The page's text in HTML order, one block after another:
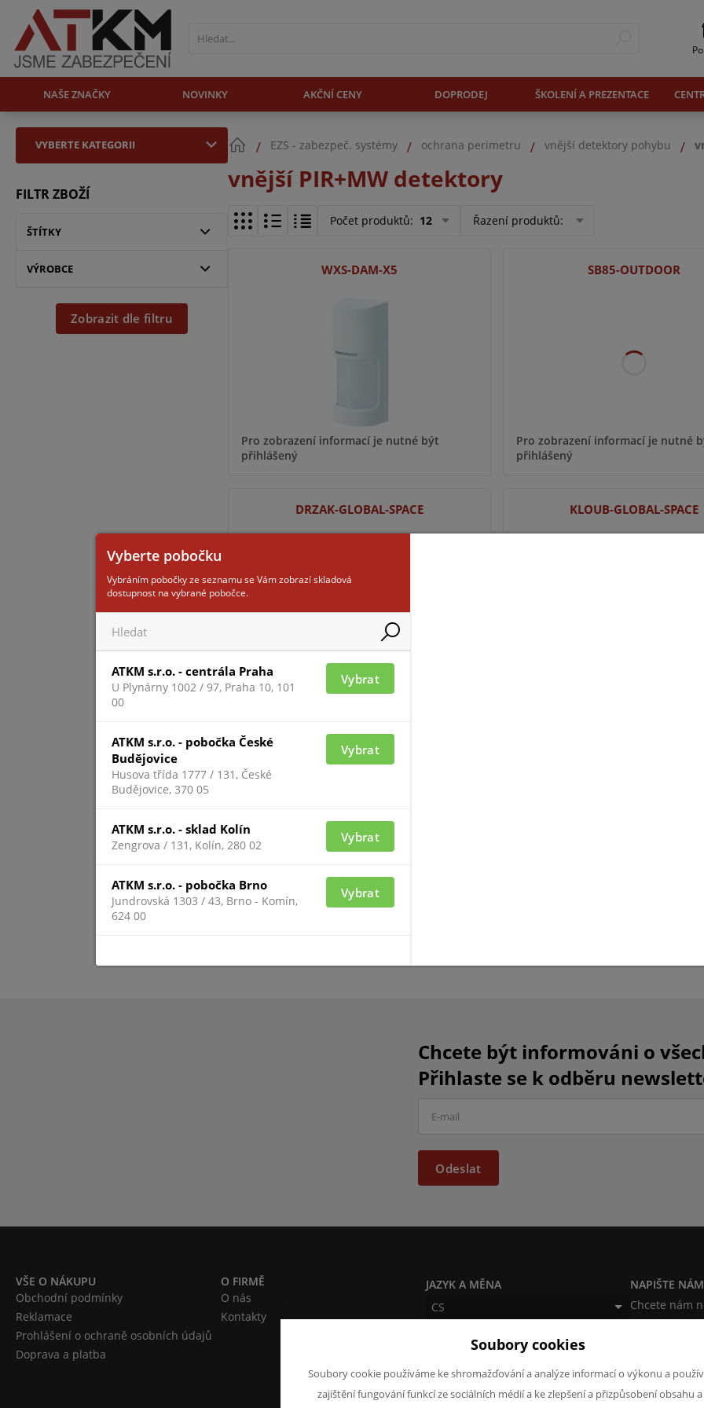
NAŠE ZNAČKY NOVINKY AKČNÍ CENY DOPRODEJ ŠKOLENÍ A PREZENTACE
VYBERTE KATEGORII
FILTR ZBOŽÍ
ŠTÍTKY
VÝROBCE
Zobrazit dle filtru
EZS - zabezpeč. systémy ochrana perimetru vnější detektory pohybu
vnější PIR+MW detektory
Počet produktů: 12 Řazení produktů:
WXS-DAM-X5
Pro zobrazení informací je nutné být
přihlášený
SB85-OUTDOOR
Pro zobrazení informací je nutné
přihlášený
DRZAK-GLOBAL-SPACE
Pro zobrazení informací je nutné být
přihlášený
KLOUB-GLOBAL-SPACE
TXI-DAM-X9
přihlášený
Chcete být informováni o
Přihlaste se k odběru
Odeslat
VŠE O NÁKUPU
Obchodní podmínky
Reklamace
Prohlášení o ochraně osobních údajů
Doprava a platba
O FIRMĚ
O nás
Kontakty
JAZYK A MĚNA
CS
CZK (Kč)
NAPIŠTE NÁM
Chcete nám
produktech
Chci
Soubory cookies
Soubory cookie používáme ke shromažďování a analýze informací o výkonu a
zajištění fungování funkcí ze sociálních médií a ke zlepšení a přizpůsobení obsahu
Vyberte pobočku
Vybráním pobočky ze seznamu se Vám zobrazí skladová
dostupnost na vybrané pobočce.
ATKM s.r.o. - centrála Praha
U Plynárny 1002 / 97, Praha 10, 101
00
Vybrat
ATKM s.r.o. - pobočka České
Budějovice
Husova třída 1777 / 131, České
Budějovice, 370 05
Vybrat
ATKM s.r.o. - sklad Kolín
Zengrova / 131, Kolín, 280 02
Vybrat
ATKM s.r.o. - pobočka Brno
Jundrovská 1303 / 43, Brno - Komín,
624 00
Vybrat